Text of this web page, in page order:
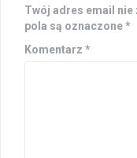
Twój adres email nie
pola są oznaczone*
Komentarz *